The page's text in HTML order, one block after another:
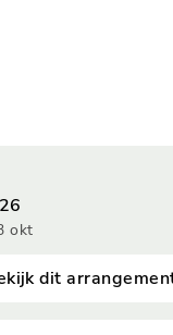
okt
dit